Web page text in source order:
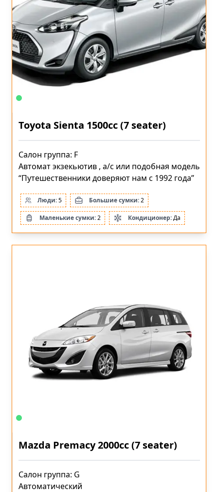
Toyota Sienta 1500cc (7 seater)
Салон группа: F
Автомат экзекьютив , a/c или подобная модель
“Путешественники доверяют нам с 1992 года”
Люди:5 Большие сумки:2
Маленькие сумки:2 Кондиционер:Да
Mazda Premacy 2000cc (7 seater)
Салон группа: G
Автоматический